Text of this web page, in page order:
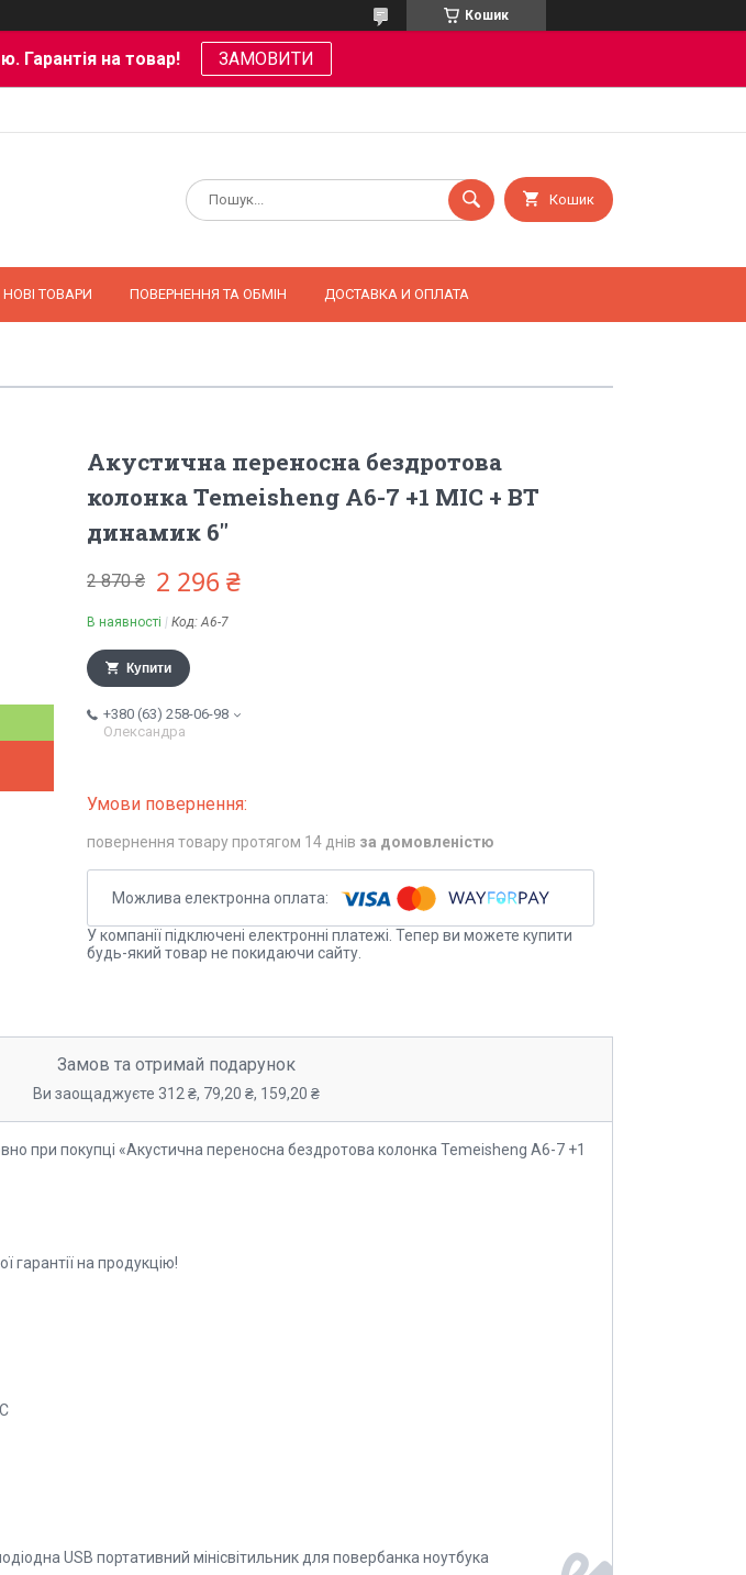
Кошик
Гарантія на товар! ЗАМОВИТИ
Кошик
НОВІ ТОВАРИ ПОВЕРНЕННЯ ТА ОБМІН ДОСТАВКА И ОПЛАТА
Акустична переносна бездротова
колонка Temeisheng A6-7 +1 MIC + BT
динамик 6″
2 870 ₴ 2 296 ₴
В наявності Код:A6-7
Купити
+380 (63) 258-06-98
Олександра
повернення товару протягом 14 днів за домовленістю
У компанії підключені електронні платежі. Тепер ви можете купити
будь-який товар не покидаючи сайту.
Замов та отримай подарунок
Ви заощаджуєте 312 ₴, 79,20 ₴, 159,20 ₴
при покупці «Акустична переносна бездротова колонка Temeisheng A6-7 +1
гарантії на продукцію!
USB портативний мінісвітильник для повербанка ноутбука